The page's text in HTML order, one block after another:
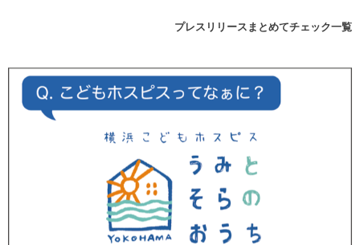
プレスリリースまとめてチェック一覧